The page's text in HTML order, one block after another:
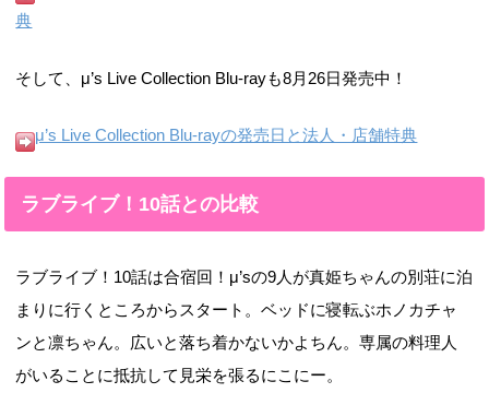
典
そして、μ’s Live Collection Blu-rayも8月26日発売中！
μ’s Live Collection Blu-rayの発売日と法人・店舗特典
ラブライブ！10話との比較
ラブライブ！10話は合宿回！μ’sの9人が真姫ちゃんの別荘に泊
まりに行くところからスタート。ベッドに寝転ぶホノカチャ
ンと凛ちゃん。広いと落ち着かないかよちん。専属の料理人
がいることに抵抗して見栄を張るにこにー。